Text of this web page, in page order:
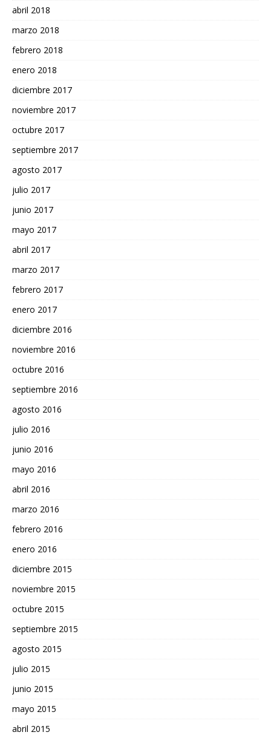
abril 2018
marzo 2018
febrero 2018
enero 2018
diciembre 2017
noviembre 2017
octubre 2017
septiembre 2017
agosto 2017
julio 2017
junio 2017
mayo 2017
abril 2017
marzo 2017
febrero 2017
enero 2017
diciembre 2016
noviembre 2016
octubre 2016
septiembre 2016
agosto 2016
julio 2016
junio 2016
mayo 2016
abril 2016
marzo 2016
febrero 2016
enero 2016
diciembre 2015
noviembre 2015
octubre 2015
septiembre 2015
agosto 2015
julio 2015
junio 2015
mayo 2015
abril 2015